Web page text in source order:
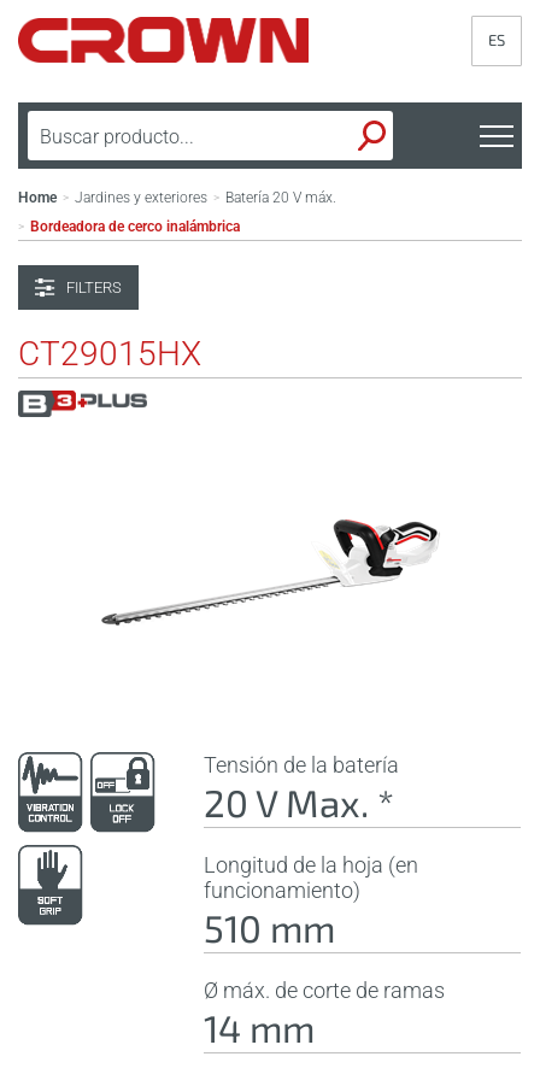
ES
Home > Jardines y exteriores > Batería 20 V máx.
> Bordeadora de cerco inalámbrica
FILTERS
CT29015HX
Tensión de la batería
20 V Max. *
Longitud de la hoja (en
funcionamiento)
510 mm
Ø máx. de corte de ramas
14 mm